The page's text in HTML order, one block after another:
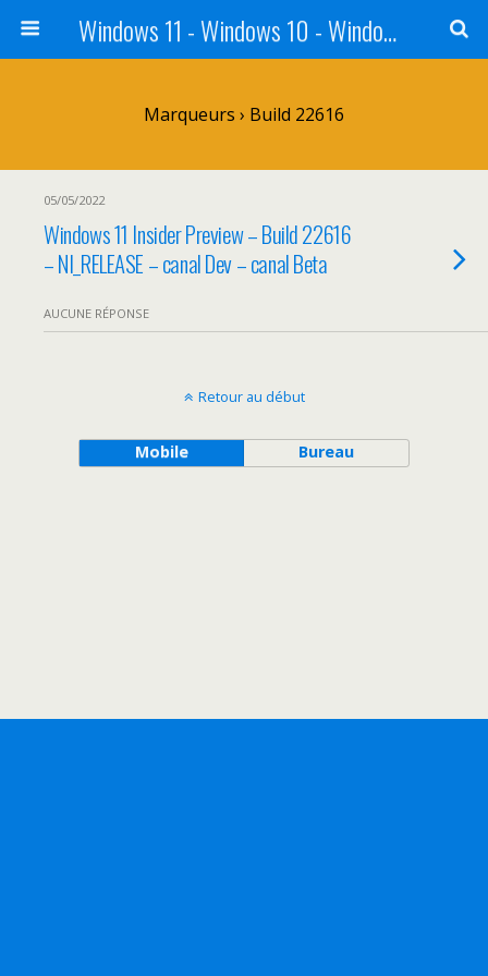
Windows 11 - Windows 10 - Windows 8 - Windows 7 - VISTA
Marqueurs › Build 22616
05/05/2022
Windows 11 Insider Preview – Build 22616
– NI_RELEASE – canal Dev – canal Beta
AUCUNE RÉPONSE
Retour au début
Mobile Bureau